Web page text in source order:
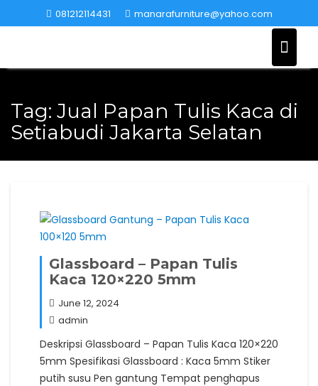
to
081212114431 manarafurniture@yahoo.com
Tag: Jual Papan Tulis Kaca di
Setiabudi Jakarta Selatan
Glassboard – Papan Tulis
Kaca 120×220 5mm
June 12, 2024
admin
Deskripsi Glassboard – Papan Tulis Kaca 120×220
5mm Spesifikasi Glassboard : Kaca 5mm Stiker
putih susu Pen gantung Tempat penghapus